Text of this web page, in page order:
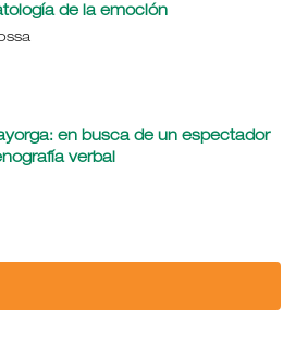
de la emoción
en busca de un espectador
verbal